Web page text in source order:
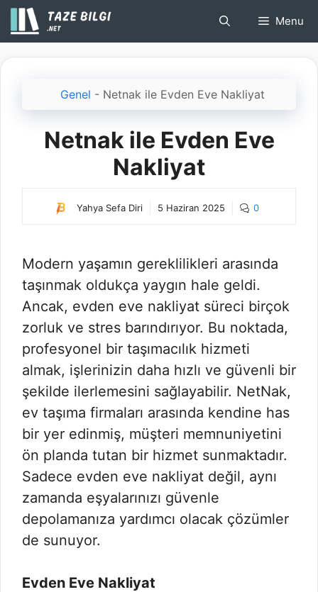
İçeriğe
atla
Menu
Genel - Netnak ile Evden Eve Nakliyat
Netnak ile Evden Eve
Nakliyat
Yahya Sefa Diri 5 Haziran 2025 0
Modern yaşamın gereklilikleri arasında
taşınmak oldukça yaygın hale geldi.
Ancak, evden eve nakliyat süreci birçok
zorluk ve stres barındırıyor. Bu noktada,
profesyonel bir taşımacılık hizmeti
almak, işlerinizin daha hızlı ve güvenli bir
şekilde ilerlemesini sağlayabilir. NetNak,
ev taşıma firmaları arasında kendine has
bir yer edinmiş, müşteri memnuniyetini
ön planda tutan bir hizmet sunmaktadır.
Sadece evden eve nakliyat değil, aynı
zamanda eşyalarınızı güvenle
depolamanıza yardımcı olacak çözümler
de sunuyor.
Evden Eve Nakliyat